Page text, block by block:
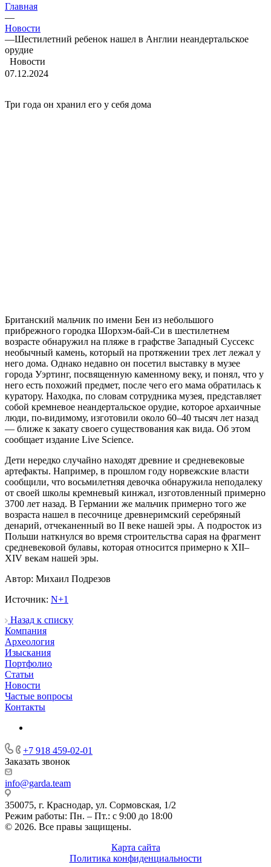
Главная
—
Новости
—Шестилетний ребенок нашел в Англии неандертальское
орудие
Новости
07.12.2024
Три года он хранил его у себя дома
Британский мальчик по имени Бен из небольшого
прибрежного городка Шорхэм-бай-Си в шестилетнем
возрасте обнаружил на пляже в графстве Западный Суссекс
необычный камень, который на протяжении трех лет лежал у
него дома. Однако недавно он посетил выставку в музее
города Уэртинг, посвященную каменному веку, и понял, что у
него есть похожий предмет, после чего его мама обратилась к
куратору. Находка, по словам сотрудника музея, представляет
собой кремневое неандертальское орудие, которое архаичные
люди, по-видимому, изготовили около 60–40 тысяч лет назад
— ближе к закату своего существования как вида. Об этом
сообщает издание Live Science.
Дети нередко случайно находят древние и средневековые
артефакты. Например, в прошлом году норвежские власти
сообщили, что восьмилетняя девочка обнаружила неподалеку
от своей школы кремневый кинжал, изготовленный примерно
3700 лет назад. В Германии же мальчик примерно того же
возраста нашел в песочнице древнеримский серебряный
денарий, отчеканенный во II веке нашей эры. А подросток из
Польши наткнулся во время строительства сарая на фрагмент
средневековой булавы, которая относится примерно к XII–
XIV векам нашей эры.
Автор: Михаил Подрезов
Источник: N+1
Назад к списку
Компания
Археология
Изыскания
Портфолио
Статьи
Новости
Частые вопросы
Контакты
+7 918 459-02-01
Заказать звонок
info@garda.team
350075, г. Краснодар, ул. Сормовская, 1/2
Режим работы: Пн. – Пт.: с 9:00 до 18:00
© 2026. Все правы защищены.
Карта сайта
Политика конфиденциальности